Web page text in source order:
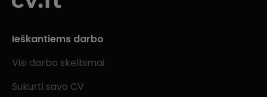
Ieškantiems darbo
Visi darbo skelbimai
Sukurti savo CV